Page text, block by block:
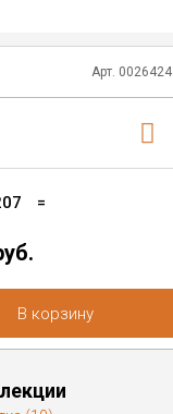
Арт. 0026424
=
В корзину